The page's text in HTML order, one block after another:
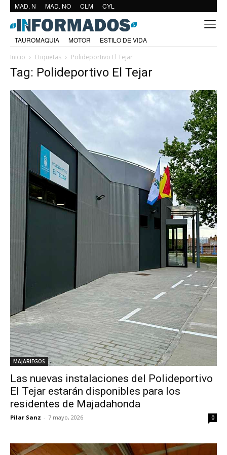
MAD. N MAD. NO CLM CYL
TAUROMAQUIA MOTOR
ESTILO DE VIDA
Inicio
Etiquetas Polideportivo El Tejar
Tag: Polideportivo El Tejar
MAJARIEGOS
Las nuevas instalaciones del Polideportivo
El Tejar estarán disponibles para los
residentes de Majadahonda
Pilar Sanz - 7 mayo, 2026 0